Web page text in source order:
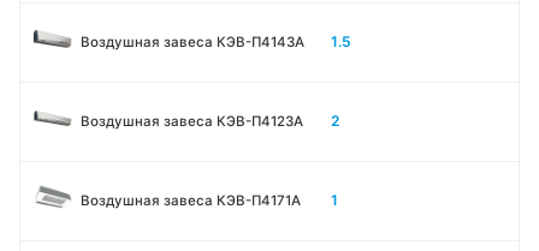
Воздушная завеса КЭВ-П4143A 1.5
Воздушная завеса КЭВ-П4123A 2
Воздушная завеса КЭВ-П4171A 1